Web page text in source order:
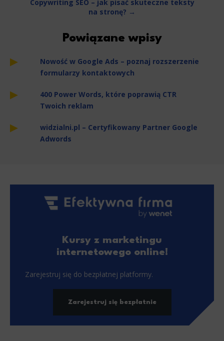
Copywriting SEO – jak pisać skuteczne teksty
na stronę? →
Powiązane wpisy
Nowość w Google Ads – poznaj rozszerzenie
formularzy kontaktowych
400 Power Words, które poprawią CTR
Twoich reklam
widzialni.pl – Certyfikowany Partner Google
Adwords
Kursy z marketingu
internetowego online!
Zarejestruj się do bezpłatnej platformy.
Zarejestruj się bezpłatnie